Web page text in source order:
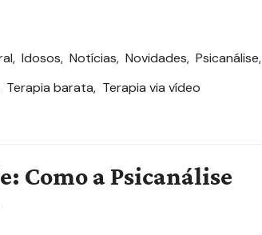
, Idosos, Notícias, Novidades, Psicanálise,
Terapia barata, Terapia via vídeo
Como a Psicanálise